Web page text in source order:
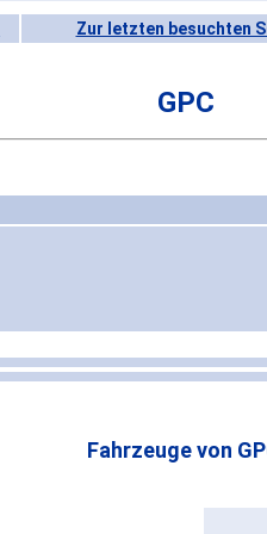
Zur letzten besuchten
GPC
Fahrzeuge von